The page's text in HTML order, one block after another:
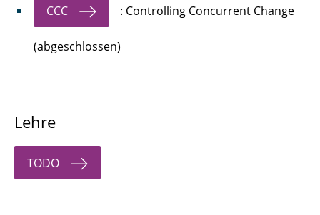
CCC : Controlling Concurrent Change
(abgeschlossen)
Lehre
TODO